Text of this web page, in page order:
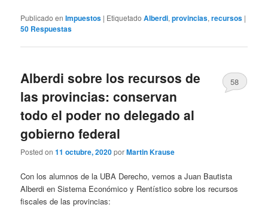
Publicado en Impuestos | Etiquetado Alberdi,provincias,recursos |
50 Respuestas
Alberdi sobre los recursos de
las provincias: conservan
todo el poder no delegado al
gobierno federal
Posted on11 octubre, 2020porMartin Krause
58
Con los alumnos de la UBA Derecho, vemos a Juan Bautista
Alberdi en Sistema Económico y Rentístico sobre los recursos
fiscales de las provincias: